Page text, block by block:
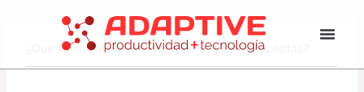
¿Qué es una Mesa de Ayuda y Por Qué la Necesitas?